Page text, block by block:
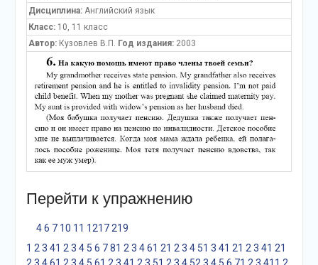
Дисциплина:Английский язык
Класс:10, 11 класс
Автор:Кузовлев В.П. Год издания:2003
Перейти к упражнению
4 6 7 10 11 1217 219
1 2 3 41 2 3 4 5 6 7 81 2 3 4 61 21 2 3 4 51 3 41 21 2 3 41 21